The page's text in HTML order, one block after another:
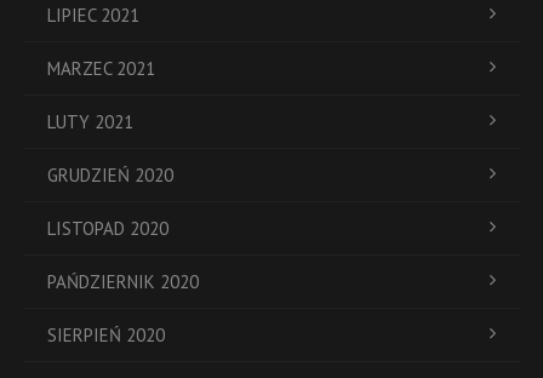
LIPIEC 2021
MARZEC 2021
LUTY 2021
GRUDZIEŃ 2020
LISTOPAD 2020
PAŃDZIERNIK 2020
SIERPIEŃ 2020